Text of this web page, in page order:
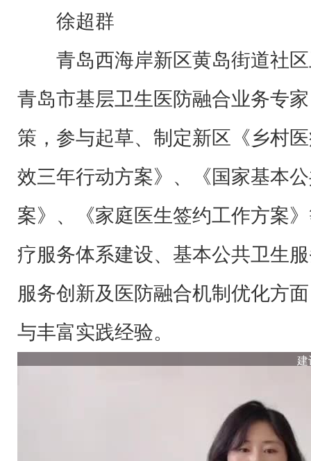
徐超群
青岛西海岸新区黄岛街道社
青岛市基层卫生医防融合业务专
策，参与起草、制定新区《乡村
效三年行动方案》、《国家基本
案》、《家庭医生签约工作方案
疗服务体系建设、基本公共卫生
服务创新及医防融合机制优化方
与丰富实践经验。